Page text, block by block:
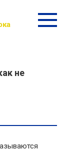
не